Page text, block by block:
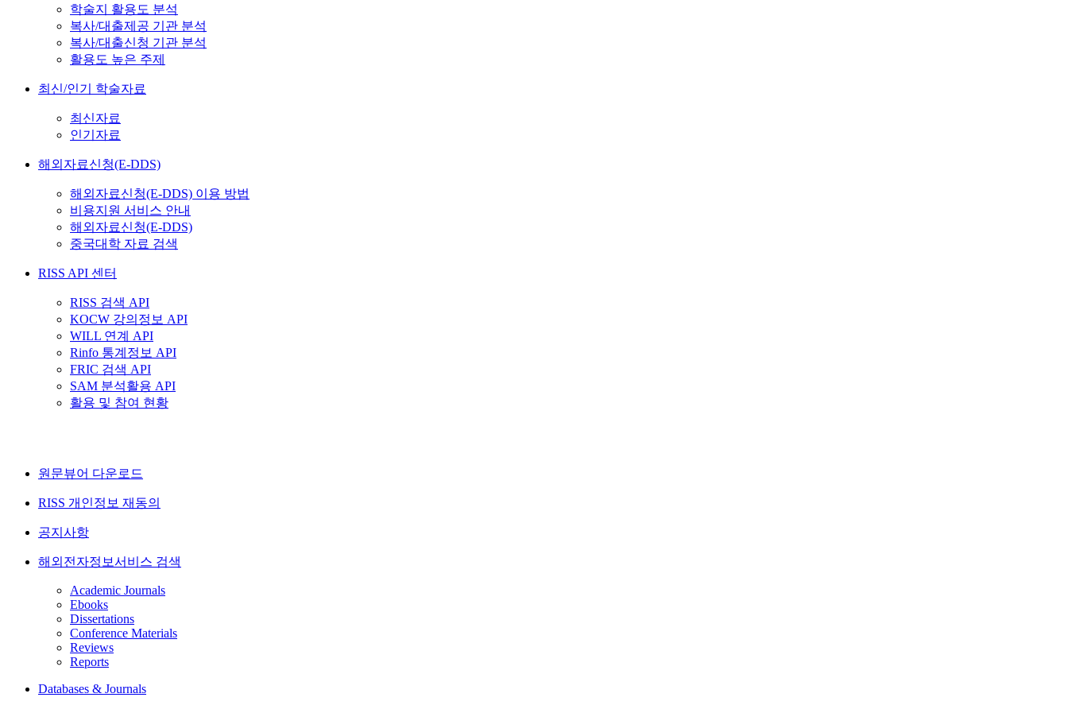
학술지 활용도 분석
복사/대출제공 기관 분석
복사/대출신청 기관 분석
활용도 높은 주제
최신/인기 학술자료
최신자료
인기자료
해외자료신청(E-DDS)
해외자료신청(E-DDS) 이용 방법
비용지원 서비스 안내
해외자료신청(E-DDS)
중국대학 자료 검색
RISS API 센터
RISS 검색 API
KOCW 강의정보 API
WILL 연계 API
Rinfo 통계정보 API
FRIC 검색 API
SAM 분석활용 API
활용 및 참여 현황
원문뷰어 다운로드
RISS 개인정보 재동의
공지사항
해외전자정보서비스 검색
Academic Journals
Ebooks
Dissertations
Conference Materials
Reviews
Reports
Databases & Journals